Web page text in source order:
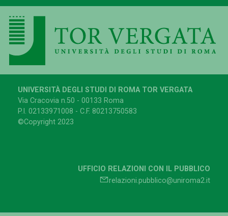
UNIVERSITÀ DEGLI STUDI DI ROMA TOR VERGATA
Via Cracovia n.50 - 00133 Roma
P.I. 02133971008 - C.F. 80213750583
©Copyright 2023
UFFICIO RELAZIONI CON IL PUBBLICO
relazioni.pubblico@uniroma2.it